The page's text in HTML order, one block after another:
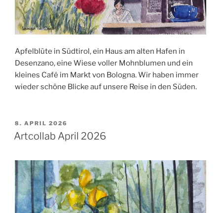
Apfelblüte in Südtirol, ein Haus am alten Hafen in
Desenzano, eine Wiese voller Mohnblumen und ein
kleines Café im Markt von Bologna. Wir haben immer
wieder schöne Blicke auf unsere Reise in den Süden.
VERÖFFENTLICHT
AM
8. APRIL 2026
Artcollab April 2026